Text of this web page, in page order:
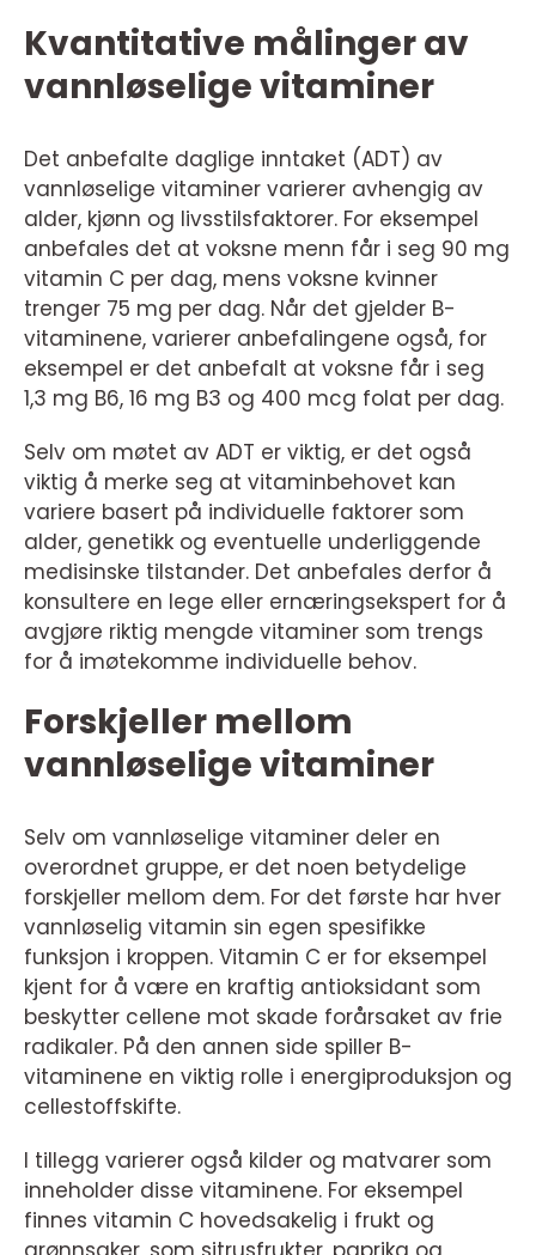
Kvantitative målinger av
vannløselige vitaminer
Det anbefalte daglige inntaket (ADT) av
vannløselige vitaminer varierer avhengig av
alder, kjønn og livsstilsfaktorer. For eksempel
anbefales det at voksne menn får i seg 90 mg
vitamin C per dag, mens voksne kvinner
trenger 75 mg per dag. Når det gjelder B-
vitaminene, varierer anbefalingene også, for
eksempel er det anbefalt at voksne får i seg
1,3 mg B6, 16 mg B3 og 400 mcg folat per dag.
Selv om møtet av ADT er viktig, er det også
viktig å merke seg at vitaminbehovet kan
variere basert på individuelle faktorer som
alder, genetikk og eventuelle underliggende
medisinske tilstander. Det anbefales derfor å
konsultere en lege eller ernæringsekspert for å
avgjøre riktig mengde vitaminer som trengs
for å imøtekomme individuelle behov.
Forskjeller mellom
vannløselige vitaminer
Selv om vannløselige vitaminer deler en
overordnet gruppe, er det noen betydelige
forskjeller mellom dem. For det første har hver
vannløselig vitamin sin egen spesifikke
funksjon i kroppen. Vitamin C er for eksempel
kjent for å være en kraftig antioksidant som
beskytter cellene mot skade forårsaket av frie
radikaler. På den annen side spiller B-
vitaminene en viktig rolle i energiproduksjon og
cellestoffskifte.
I tillegg varierer også kilder og matvarer som
inneholder disse vitaminene. For eksempel
finnes vitamin C hovedsakelig i frukt og